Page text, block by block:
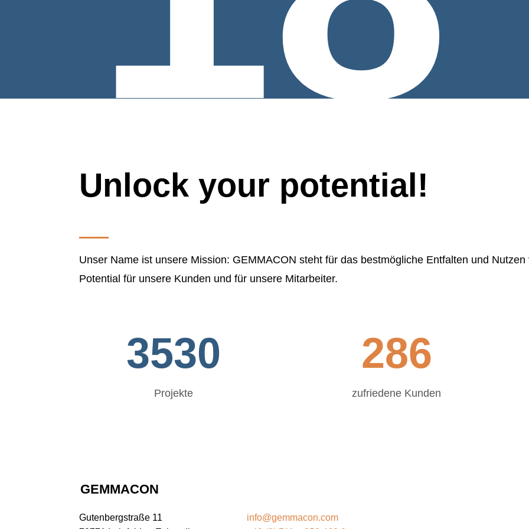
Unlock your potential!
Unser Name ist unsere Mission: GEMMACON steht für das bestmögliche Entfalten und Nutzen
Potential für unsere Kunden und für unsere Mitarbeiter.
3530
Projekte
286
zufriedene Kunden
GEMMACON
Gutenbergstraße 11
info@gemmacon.com